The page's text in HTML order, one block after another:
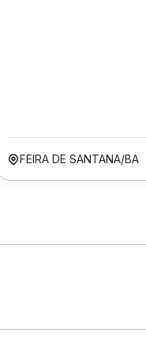
FEIRA DE SANTANA/BA